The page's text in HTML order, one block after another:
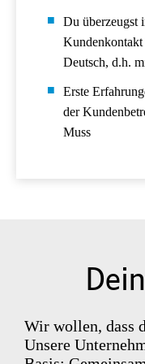
Du überzeugst
Kundenkontakt
Deutsch, d.h.
Erste
der
Muss
Wir wollen, dass
Unsere